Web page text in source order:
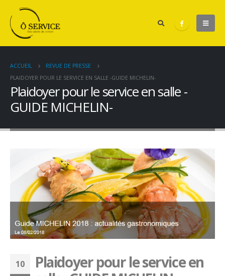
ACCUEIL
REVUE DE PRESSE
PLAIDOYER POUR LE SERVICE EN SALLE -GUIDE MICHELIN-
Plaidoyer pour le service en salle -
GUIDE MICHELIN-
10
Plaidoyer pour le service en